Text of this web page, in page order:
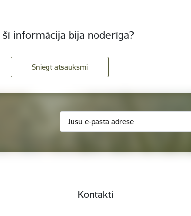
šī informācija bija noderīga?
Sniegt atsauksmi
Kontakti